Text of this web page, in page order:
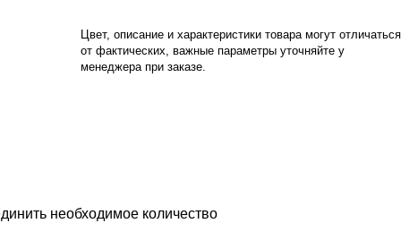
Цвет, описание и характеристики товара могут отличаться
от фактических, важные параметры уточняйте у
менеджера при заказе.
необходимое количество